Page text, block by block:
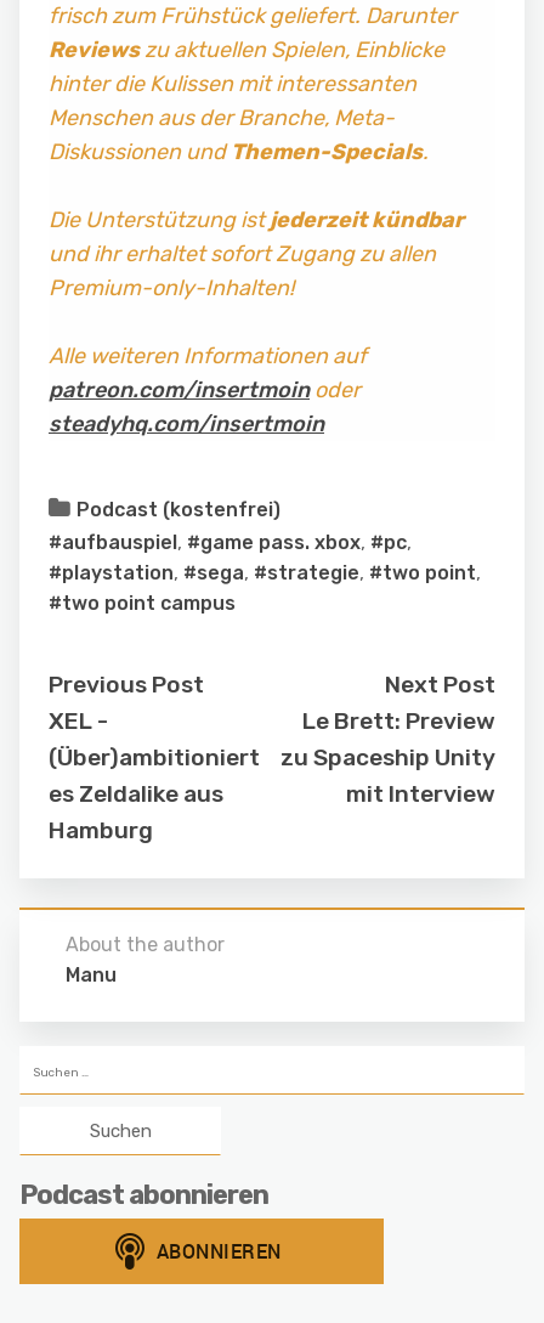
frisch zum Frühstück geliefert. Darunter
Reviewszu aktuellen Spielen, Einblicke
hinter die Kulissen mit interessanten
Menschen aus der Branche, Meta-
Diskussionen und Themen-Specials.
Die Unterstützung istjederzeit kündbar
und ihr erhaltet sofort Zugang zu allen
Premium-only-Inhalten!
Alle weiteren Informationen auf
patreon.com/insertmoinoder
steadyhq.com/insertmoin
Podcast (kostenfrei)
#aufbauspiel, #game pass. xbox, #pc,
#playstation, #sega, #strategie, #two point,
#two point campus
Previous Post
XEL -
(Über)ambitioniert
es Zeldalike aus
Hamburg
Next Post
Le Brett: Preview
zu Spaceship Unity
mit Interview
About the author
Manu
nach:
Podcast abonnieren